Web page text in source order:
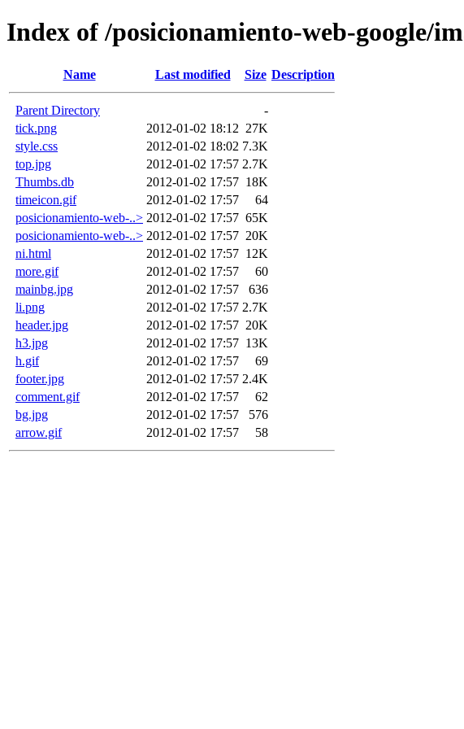
Index of /posicionamiento-web-google/
Name Last modified Size Description
Parent Directory
-
tick.png
2012-01-02 18:12 27K
style.css
2012-01-02 18:02 7.3K
top.jpg
2012-01-02 17:57 2.7K
Thumbs.db
2012-01-02 17:57 18K
timeicon.gif
2012-01-02 17:57
64
posicionamiento-web-..> 2012-01-02 17:57 65K
posicionamiento-web-..> 2012-01-02 17:57 20K
ni.html
2012-01-02 17:57 12K
more.gif
2012-01-02 17:57
60
mainbg.jpg
2012-01-02 17:57
636
li.png
2012-01-02 17:57 2.7K
header.jpg
2012-01-02 17:57 20K
h3.jpg
2012-01-02 17:57 13K
h.gif
2012-01-02 17:57
69
footer.jpg
2012-01-02 17:57 2.4K
comment.gif
2012-01-02 17:57
62
bg.jpg
2012-01-02 17:57
576
arrow.gif
2012-01-02 17:57 58